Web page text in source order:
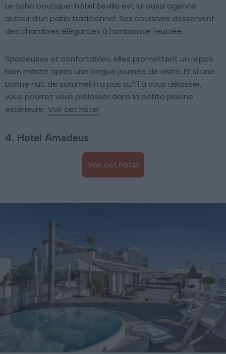
Le Soho boutique-hôtel Sevilla est lui aussi agencé
autour d’un patio traditionnel. Ses coursives desservent
des chambres élégantes à l’ambiance feutrée.
Spacieuses et confortables, elles promettent un repos
bien mérité après une longue journée de visite. Et si une
bonne nuit de sommeil n’a pas suffi à vous délasser,
vous pourrez vous prélasser dans la petite piscine
extérieure. Voir cet hôtel
4. Hotel Amadeus
Voir cet hôtel